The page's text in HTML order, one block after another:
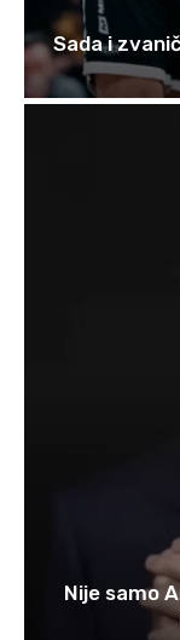
Sada i
Nije samo